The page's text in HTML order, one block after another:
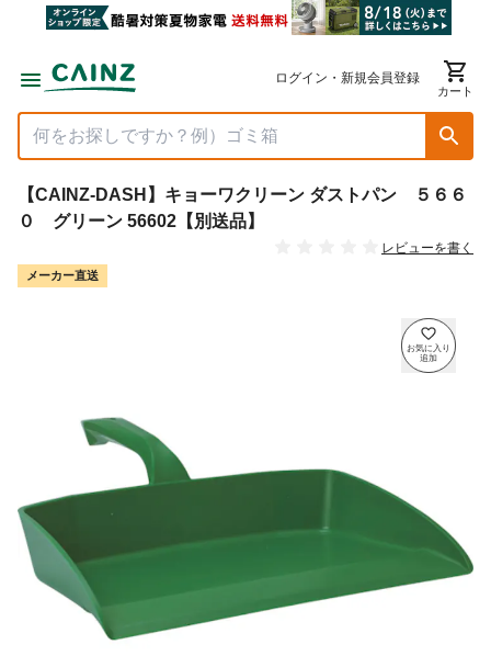
ログイン・新規会員登録
カート
【CAINZ-DASH】キョーワクリーン ダストパン ５６６
０ グリーン 56602【別送品】
レビューを書く
メーカー直送